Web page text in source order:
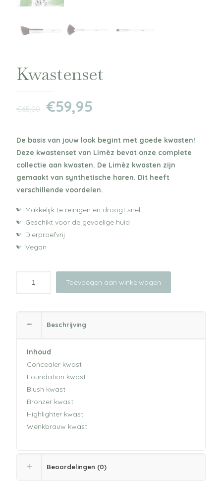
Kwastenset
€65,00 €59,95
De basis van jouw look begint met goede kwasten!
Deze kwastenset van Limèz bevat onze complete
collectie aan kwasten. De Limèz kwasten zijn
gemaakt van synthetische haren. Dit heeft
verschillende voordelen.
Makkelijk te reinigen en droogt snel
Geschikt voor de gevoelige huid
Dierproefvrij
Vegan
Toevoegen aan winkelwagen
Beschrijving
Inhoud
Concealer kwast
Foundation kwast
Blush kwast
Bronzer kwast
Highlighter kwast
Wenkbrauw kwast
Beoordelingen (0)